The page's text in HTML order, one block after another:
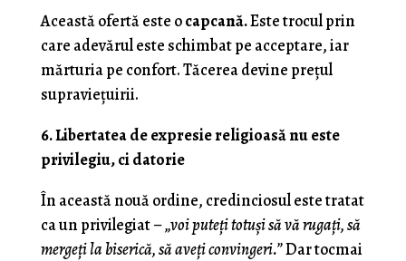
Această ofertă este ocapcană.Este trocul prin
care adevărul este schimbat pe acceptare, iar
mărturia pe confort. Tăcerea devine prețul
supraviețuirii.
6. Libertatea de expresie religioasă nu este
privilegiu, ci datorie
În această nouă ordine, credinciosul este tratat
ca un privilegiat –„voi puteți totuși să vă rugați, să
mergeți la biserică, să aveți convingeri.”Dar tocmai